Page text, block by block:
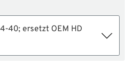
40; ersetzt OEM HD